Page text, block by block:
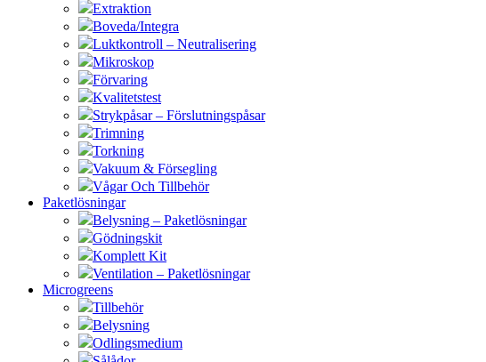
Extraktion
Boveda/Integra
Luktkontroll – Neutralisering
Mikroskop
Förvaring
Kvalitetstest
Strykpåsar – Förslutningspåsar
Trimning
Torkning
Vakuum & Försegling
Vågar Och Tillbehör
Paketlösningar
Belysning – Paketlösningar
Gödningskit
Komplett Kit
Ventilation – Paketlösningar
Microgreens
Tillbehör
Belysning
Odlingsmedium